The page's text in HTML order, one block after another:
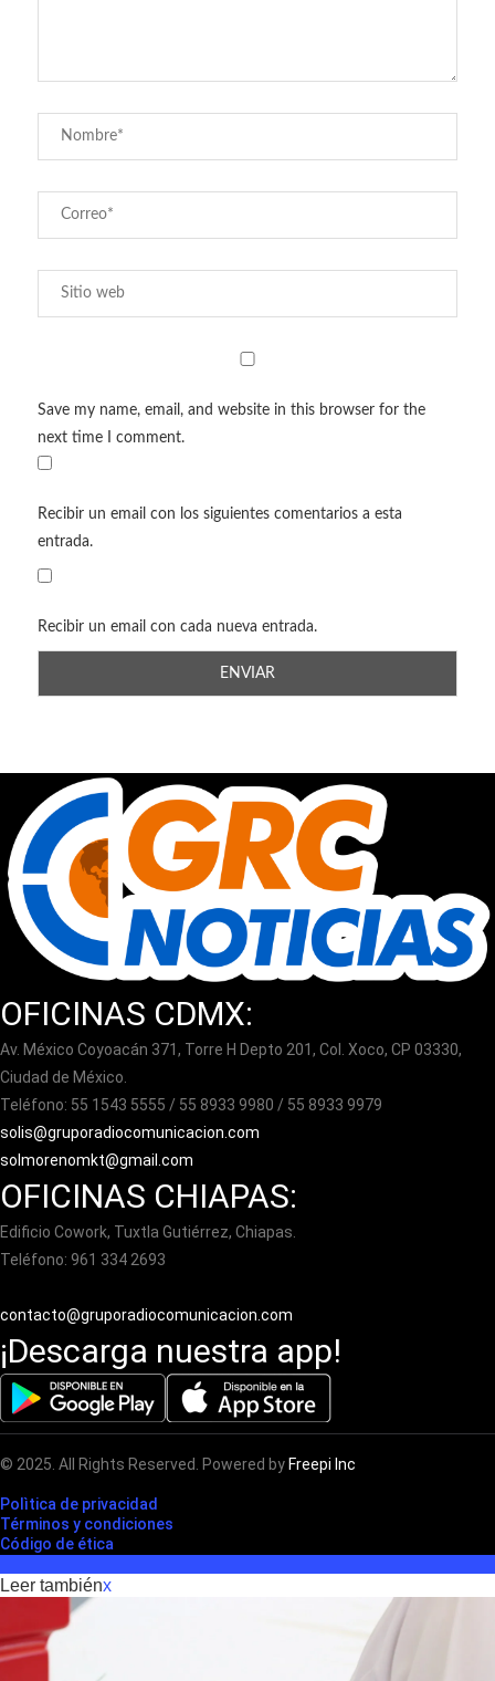
Save my name, email, and website in this browser for the
next time I comment.
Recibir un email con los siguientes comentarios a esta
entrada.
Recibir un email con cada nueva entrada.
OFICINAS CDMX:
Av. México Coyoacán 371, Torre H Depto 201, Col. Xoco, CP 03330,
Ciudad de México.
Teléfono: 55 1543 5555 / 55 8933 9980 / 55 8933 9979
solis@gruporadiocomunicacion.com
solmorenomkt@gmail.com
OFICINAS CHIAPAS:
Edificio Cowork, Tuxtla Gutiérrez, Chiapas.
Teléfono: 961 334 2693
contacto@gruporadiocomunicacion.com
¡Descarga nuestra app!
© 2025. All Rights Reserved. Powered by Freepi Inc
Polìtica de privacidad
Términos y condiciones
Código de ética
Leer tambiénx